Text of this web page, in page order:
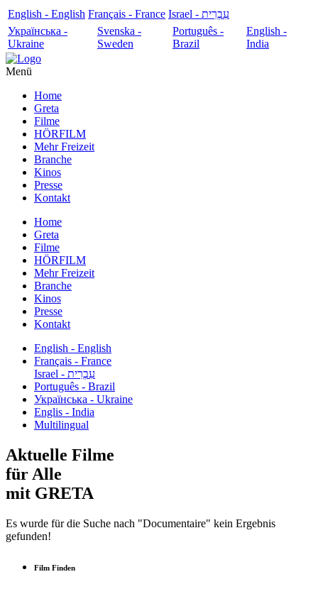
English - English Français - France
עִבְרִית - Israel
Українська -
Ukraine
Svenska -
Sweden
Português -
Brazil
English -
India
Menü
Home
Greta
Filme
HÖRFILM
Mehr Freizeit
Branche
Kinos
Presse
Kontakt
Home
Greta
Filme
HÖRFILM
Mehr Freizeit
Branche
Kinos
Presse
Kontakt
English - English
Français - France
עִבְרִית - Israel
Português - Brazil
Українська - Ukraine
Englis - India
Multilingual
Aktuelle Filme
für Alle
mit GRETA
Es wurde für die Suche nach "Documentaire" kein Ergebnis
gefunden!
Film Finden